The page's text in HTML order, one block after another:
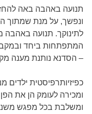
תנועה באהבה באה
ונפשך, על מנת
לתינוקך. תנועה באהבה
המתפתחות ביחד
– הסדנא נותנת מענה
כפיזיותרפיסטית ילדים
ומכירה לעומק הן את
ומשלבת בכל מפגש